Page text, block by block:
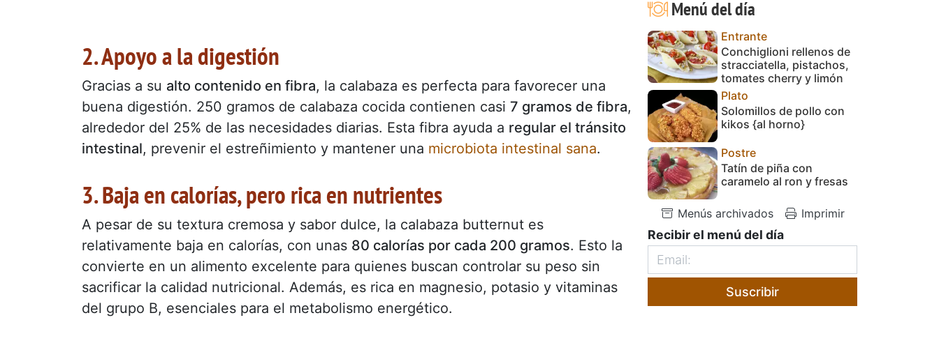
2. Apoyo a la digestión
Gracias a su alto contenido en fibra, la calabaza es perfecta para favorecer una
buena digestión. 250 gramos de calabaza cocida contienen casi 7 gramos de fibra,
alrededor del 25% de las necesidades diarias. Esta fibra ayuda a regular el tránsito
intestinal, prevenir el estreñimiento y mantener una microbiota intestinal sana.
3. Baja en calorías, pero rica en nutrientes
A pesar de su textura cremosa y sabor dulce, la calabaza butternut es
relativamente baja en calorías, con unas 80 calorías por cada 200 gramos. Esto la
convierte en un alimento excelente para quienes buscan controlar su peso sin
sacrificar la calidad nutricional. Además, es rica en magnesio, potasio y vitaminas
del grupo B, esenciales para el metabolismo energético.
Menú del día
Entrante
Conchiglioni rellenos de
stracciatella, pistachos,
tomates cherry y limón
Plato
Solomillos de pollo con
kikos {al horno}
Postre
Tatín de piña con
caramelo al ron y fresas
Menús archivados Imprimir
Recibir el menú del día
Suscribir